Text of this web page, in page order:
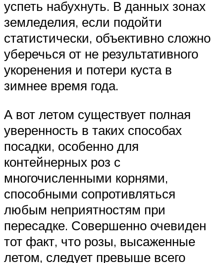
успеть набухнуть. В данных зонах
земледелия, если подойти
статистически, объективно сложно
уберечься от не результативного
укоренения и потери куста в
зимнее время года.
А вот летом существует полная
уверенность в таких способах
посадки, особенно для
контейнерных роз с
многочисленными корнями,
способными сопротивляться
любым неприятностям при
пересадке. Совершенно очевиден
тот факт, что розы, высаженные
летом, следует превыше всего